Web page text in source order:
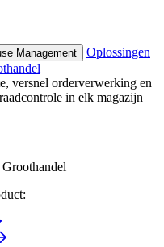
Management
Oplossingen
versnel orderverwerking en
in elk magazijn